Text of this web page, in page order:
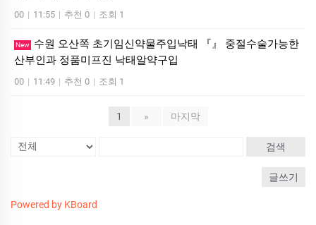
00 | 11:55 | 추천 0 | 조회 1
New
수원 오산쪽 초기임신약물주입낙태 『』 중절수술가능한
산부인과 정품미­프진 낙­태알약구입
00 | 11:49 | 추천 0 | 조회 1
1 » 마지막
검색
글쓰기
Powered by KBoard